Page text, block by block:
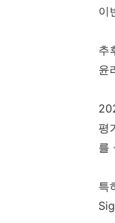
이
추
윤
평
를
특